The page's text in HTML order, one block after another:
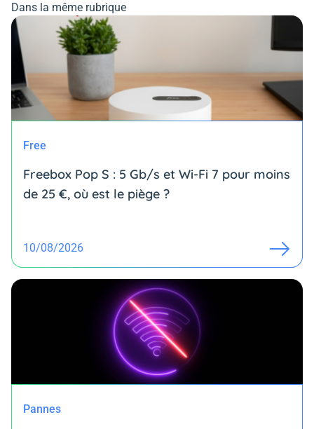
Dans la même rubrique
Free
Freebox Pop S : 5 Gb/s et Wi-Fi 7 pour moins
de 25 €, où est le piège ?
10/08/2026
Pannes